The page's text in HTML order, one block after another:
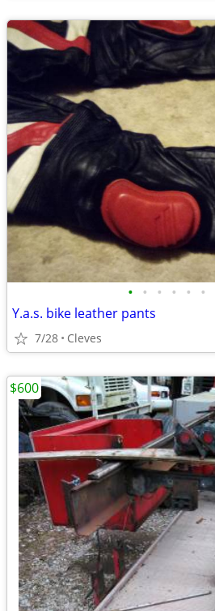
• • • • • •
Y.a.s. bike leather pants
7/28 Cleves
$600